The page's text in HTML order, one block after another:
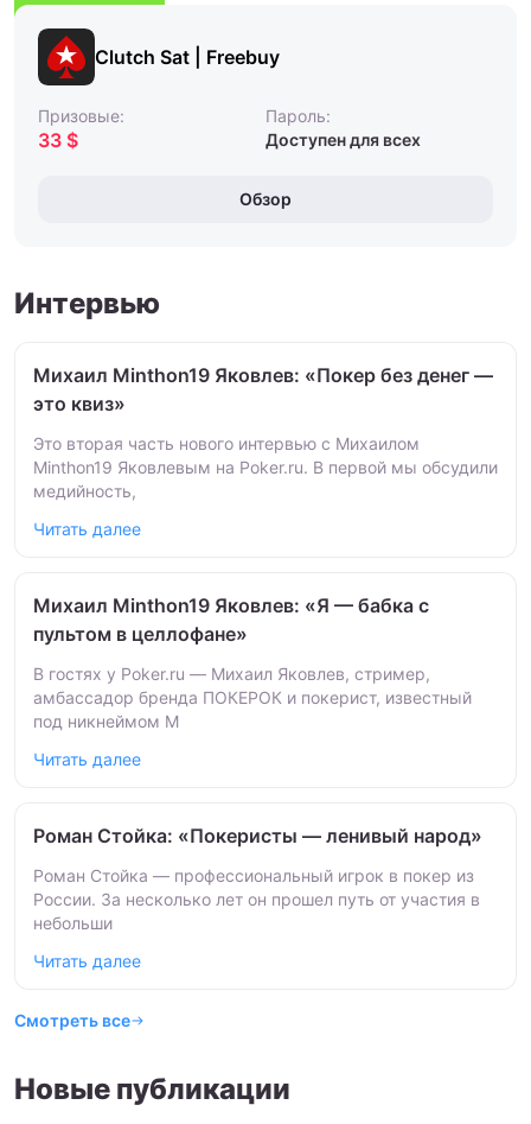
Clutch Sat | Freebuy
Призовые:
33 $
Пароль:
Доступен для всех
Обзор
Интервью
Михаил Minthon19 Яковлев: «Покер без денег —
это квиз»
Это вторая часть нового интервью с Михаилом
Minthon19 Яковлевым на Poker.ru. В первой мы обсудили
медийность,
Читать далее
Михаил Minthon19 Яковлев: «Я — бабка с
пультом в целлофане»
В гостях у Poker.ru — Михаил Яковлев, стример,
амбассадор бренда ПОКЕРОК и покерист, известный
под никнеймом M
Читать далее
Роман Стойка: «Покеристы — ленивый народ»
Роман Стойка — профессиональный игрок в покер из
России. За несколько лет он прошел путь от участия в
небольши
Читать далее
Смотреть все
Новые публикации